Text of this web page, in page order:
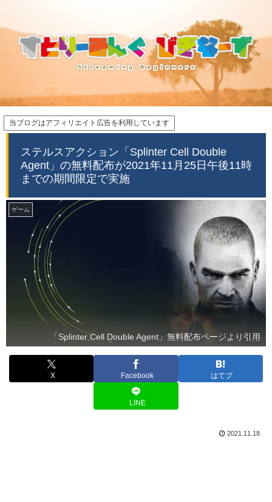
当ブログはアフィリエイト広告を利用しています
ステルスアクション「Splinter Cell Double
Agent」の無料配布が2021年11月25日午後11時
までの期間限定で実施
ゲーム
「Splinter Cell Double Agent」無料配布ページより引用
X Facebook はてブ
LINE
2021.11.18